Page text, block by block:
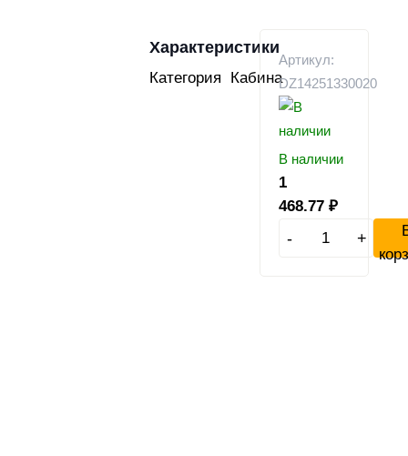
Характеристики
Категория Кабина
Артикул:
DZ14251330020
В наличии
1
468.77 ₽
- +